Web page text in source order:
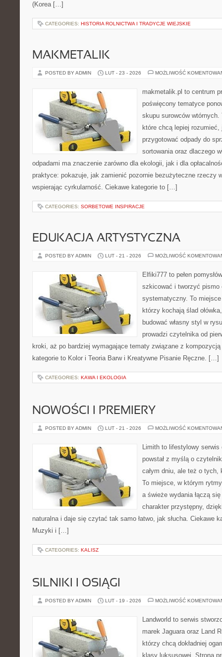
(Korea […]
CATEGORIES: HISTORIA ROLNICTWA I TRADYCJE WIEJSKIE
MAKMETALIK
POSTED BY ADMIN LUT - 23 - 2026 MOŻLIWOŚĆ
makmetalik.pl to centrum
poświęcony tematyce
skupu surowców
które chcą lepiej
przygotować odpady do
sortowania oraz dlaczego
odpadami ma znaczenie zarówno dla ekologii, jak i dla
praktyce: pokazuje, jak zamienić pozornie bezużyteczne rzeczy
wspierając cyrkularność. Ciekawe kategorie to […]
CATEGORIES: SORBETOWE INSPIRACJE
EDUKACJA ARTYSTYCZNA
POSTED BY ADMIN LUT - 21 - 2026 MOŻLIWOŚĆ
Elfiki777 to pełen
szkicować i tworzyć pismo
systematyczny. To
którzy kochają ślad
budować własny styl w
prowadzi czytelnika od
kroki, aż po bardziej wymagające tematy związane z
kategorie to Kolor i Teoria Barw i Kreatywne Pisanie Ręczne. […]
CATEGORIES: KAWA I EKOLOGIA
NOWOŚCI I PREMIERY
POSTED BY ADMIN LUT - 21 - 2026 MOŻLIWOŚĆ
Limith to lifestylowy
powstał z myślą o
całym dniu, ale też o
To miejsce, w którym
a świeże wydania łączą
charakter przystępny,
naturalna i daje się czytać tak samo łatwo, jak słucha. Ciekawe
Muzyki i […]
CATEGORIES: KALISZ
SILNIKI I OSIĄGI
POSTED BY ADMIN LUT - 19 - 2026 MOŻLIWOŚĆ
Landworld to serwis
marek Jaguara oraz Land
którzy chcą dokładniej
klasy luksusowej. Strona